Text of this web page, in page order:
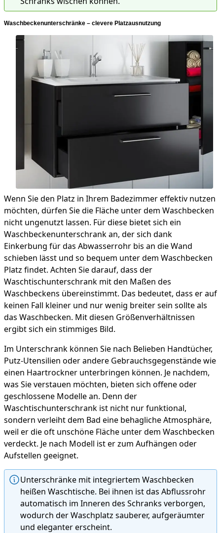
Waschbeckenunterschränke – clevere Platzausnutzung
Wenn Sie den Platz in Ihrem Badezimmer effektiv nutzen
möchten, dürfen Sie die Fläche unter dem Waschbecken
nicht ungenutzt lassen. Für diese bietet sich ein
Waschbeckenunterschrank an, der sich dank
Einkerbung für das Abwasserrohr bis an die Wand
schieben lässt und so bequem unter dem Waschbecken
Platz findet. Achten Sie darauf, dass der
Waschtischunterschrank mit den Maßen des
Waschbeckens übereinstimmt. Das bedeutet, dass er auf
keinen Fall kleiner und nur wenig breiter sein sollte als
das Waschbecken. Mit diesen Größenverhältnissen
ergibt sich ein stimmiges Bild.
Im Unterschrank können Sie nach Belieben Handtücher,
Putz-Utensilien oder andere Gebrauchsgegenstände wie
einen Haartrockner unterbringen können. Je nachdem,
was Sie verstauen möchten, bieten sich offene oder
geschlossene Modelle an. Denn der
Waschtischunterschrank ist nicht nur funktional,
sondern verleiht dem Bad eine behagliche Atmosphäre,
weil er die oft unschöne Fläche unter dem Waschbecken
verdeckt. Je nach Modell ist er zum Aufhängen oder
Aufstellen geeignet.
Unterschränke mit integriertem Waschbecken
heißen Waschtische. Bei ihnen ist das Abflussrohr
automatisch im Inneren des Schranks verborgen,
wodurch der Waschplatz sauberer, aufgeräumter
und eleganter erscheint.